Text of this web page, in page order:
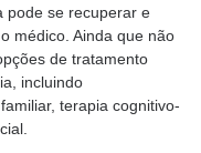
pode se recuperar e
médico. Ainda que não
de tratamento
incluindo
terapia cognitivo-